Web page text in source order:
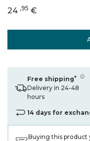
24 ,95 €
Free shipping*
Delivery in 24-48
hours
14 days for
Buying this product